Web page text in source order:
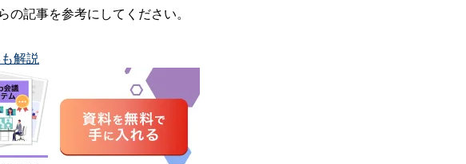
の記事を参考にしてください。
解説